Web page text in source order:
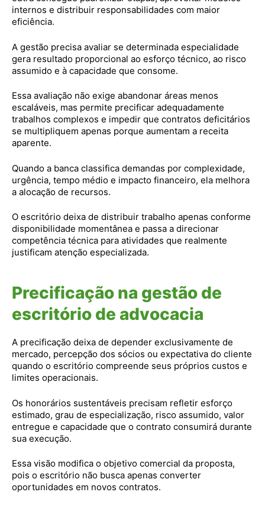
internos e distribuir responsabilidades com maior
eficiência.
A gestão precisa avaliar se determinada especialidade
gera resultado proporcional ao esforço técnico, ao risco
assumido e à capacidade que consome.
Essa avaliação não exige abandonar áreas menos
escaláveis, mas permite precificar adequadamente
trabalhos complexos e impedir que contratos deficitários
se multipliquem apenas porque aumentam a receita
aparente.
Quando a banca classifica demandas por complexidade,
urgência, tempo médio e impacto financeiro, ela melhora
a alocação de recursos.
O escritório deixa de distribuir trabalho apenas conforme
disponibilidade momentânea e passa a direcionar
competência técnica para atividades que realmente
justificam atenção especializada.
Precificação na gestão de
escritório de advocacia
A precificação deixa de depender exclusivamente de
mercado, percepção dos sócios ou expectativa do cliente
quando o escritório compreende seus próprios custos e
limites operacionais.
Os honorários sustentáveis precisam refletir esforço
estimado, grau de especialização, risco assumido, valor
entregue e capacidade que o contrato consumirá durante
sua execução.
Essa visão modifica o objetivo comercial da proposta,
pois o escritório não busca apenas converter
oportunidades em novos contratos.